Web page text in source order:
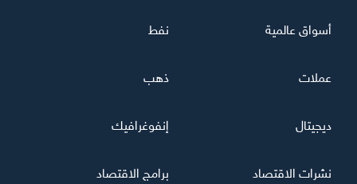
أسواق عالمية نفط
عملات ذهب
ديجيتال إنفوغرافيك
نشرات الاقتصاد برامج الاقتصاد